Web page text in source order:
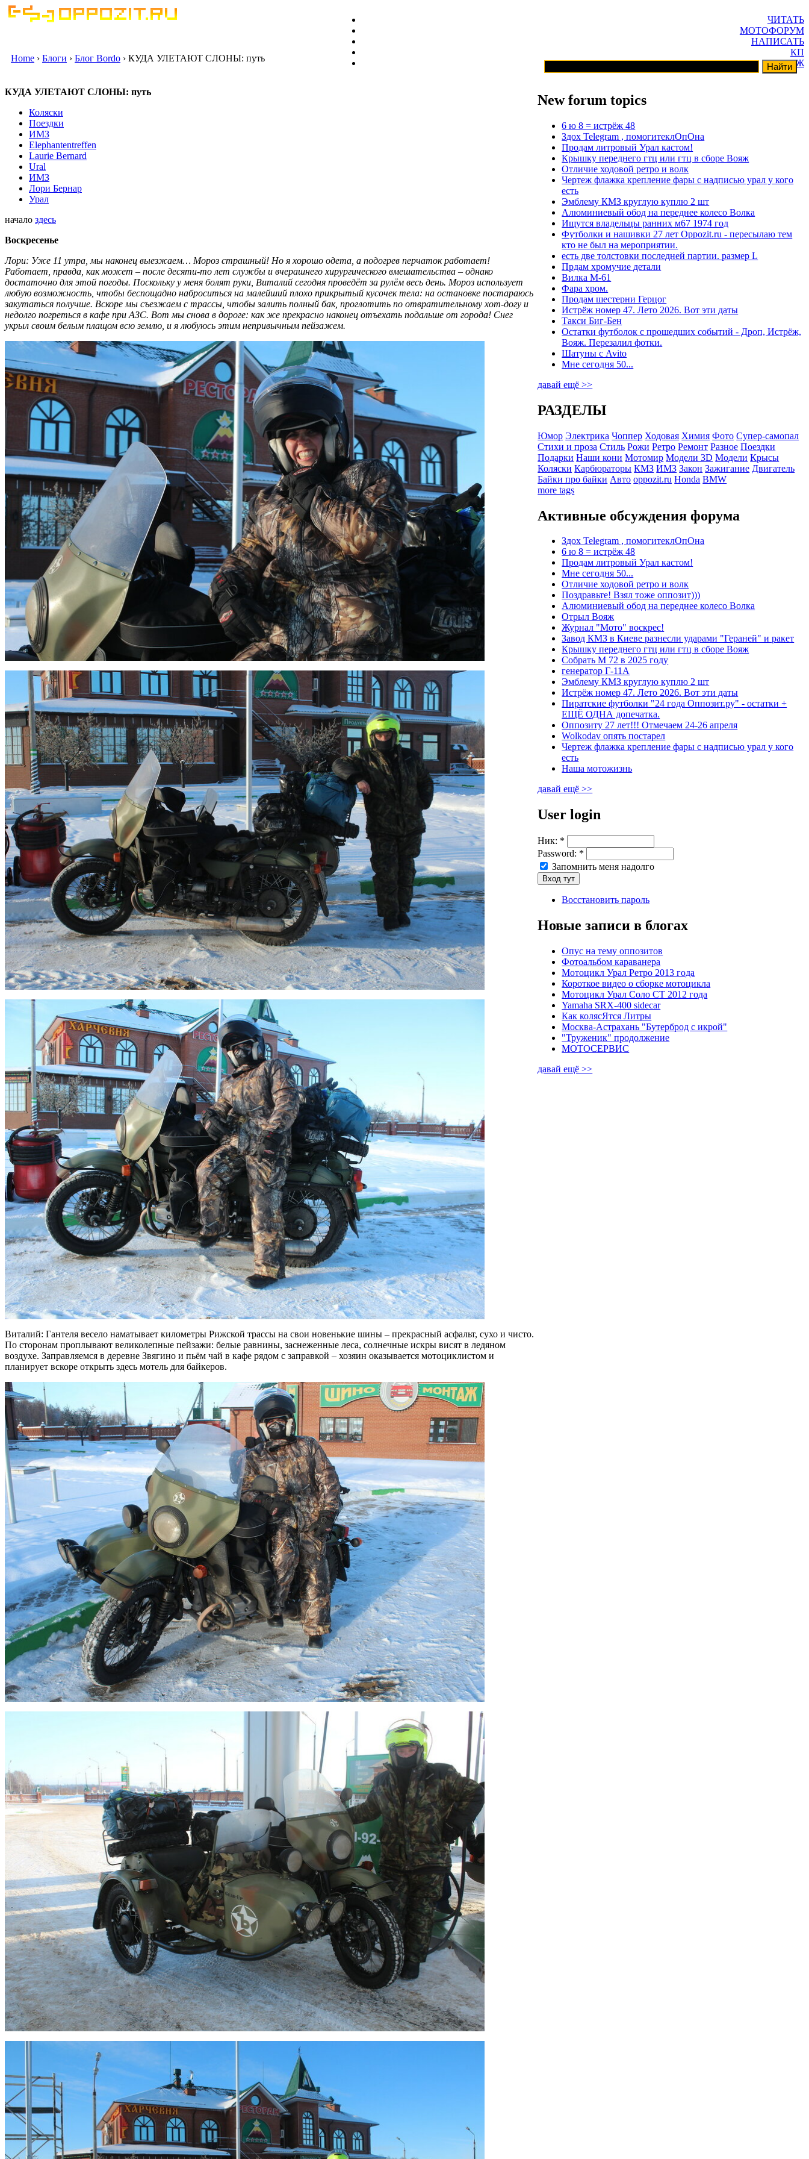
ЧИТАТЬ
МОТОФОРУМ
НАПИСАТЬ
КП
ГАРАЖ
Home › Блоги › Блог Bordo › КУДА УЛЕТАЮТ СЛОНЫ: путь
КУДА УЛЕТАЮТ СЛОНЫ: путь
Коляски
Поездки
ИМЗ
Elephantentreffen
Laurie Bernard
Ural
ИМЗ
Лори Бернар
Урал
начало здесь
Воскресенье
Лори: Уже 11 утра, мы наконец выезжаем… Мороз страшный! Но я хорошо одета, а подогрев перчаток работает!
Работает, правда, как может – после десяти-то лет службы и вчерашнего хирургического вмешательства – однако
достаточно для этой погоды. Поскольку у меня болят руки, Виталий сегодня проведёт за рулём весь день. Мороз использует
любую возможность, чтобы беспощадно наброситься на малейший плохо прикрытый кусочек тела: на остановке постараюсь
закутаться получше. Вскоре мы съезжаем с трассы, чтобы залить полный бак, проглотить по отвратительному хот-догу и
недолго погреться в кафе при АЗС. Вот мы снова в дороге: как же прекрасно наконец отъехать подальше от города! Снег
укрыл своим белым плащом всю землю, и я любуюсь этим непривычным пейзажем.
Виталий: Гантеля весело наматывает километры Рижской трассы на свои новенькие шины – прекрасный асфальт, сухо и чисто.
По сторонам проплывают великолепные пейзажи: белые равнины, заснеженные леса, солнечные искры висят в ледяном
воздухе. Заправляемся в деревне Звягино и пьём чай в кафе рядом с заправкой – хозяин оказывается мотоциклистом и
планирует вскоре открыть здесь мотель для байкеров.
New forum topics
6 ю 8 = истрёж 48
Здох Telegram , помогитеклОпОна
Продам литровый Урал кастом!
Крышку переднего гтц или гтц в сборе Вояж
Отличие ходовой ретро и волк
Чертеж флажка крепление фары с надписью урал у кого
есть
Эмблему КМЗ круглую куплю 2 шт
Алюминиевый обод на переднее колесо Волка
Ищутся владельцы ранних м67 1974 год
Футболки и нашивки 27 лет Oppozit.ru - пересылаю тем
кто не был на мероприятии.
есть две толстовки последней партии. размер L
Прдам хромучие детали
Вилка М-61
Фара хром.
Продам шестерни Герцог
Истрёж номер 47. Лето 2026. Вот эти даты
Такси Биг-Бен
Остатки футболок с прошедших событий - Дроп, Истрёж,
Вояж. Перезалил фотки.
Шатуны с Avito
Мне сегодня 50...
давай ещё >>
РАЗДЕЛЫ
Юмор Электрика Чоппер Ходовая Химия Фото Супер-самопал
Стихи и проза Стиль Рожи Ретро Ремонт Разное Поездки
Подарки Наши кони Мотомир Модели 3D Модели Крысы
Коляски Карбюраторы КМЗ ИМЗ Закон Зажигание Двигатель
Байки про байки Авто oppozit.ru Honda BMW
more tags
Активные обсуждения форума
Здох Telegram , помогитеклОпОна
6 ю 8 = истрёж 48
Продам литровый Урал кастом!
Мне сегодня 50...
Отличие ходовой ретро и волк
Поздравьте! Взял тоже оппозит)))
Алюминиевый обод на переднее колесо Волка
Отрыл Вояж
Журнал "Мото" воскрес!
Завод КМЗ в Киеве разнесли ударами "Гераней" и ракет
Крышку переднего гтц или гтц в сборе Вояж
Собрать М 72 в 2025 году
генератор Г-11А
Эмблему КМЗ круглую куплю 2 шт
Истрёж номер 47. Лето 2026. Вот эти даты
Пиратские футболки "24 года Оппозит.ру" - остатки +
ЕЩЁ ОДНА допечатка.
Оппозиту 27 лет!!! Отмечаем 24-26 апреля
Wolkodav опять постарел
Чертеж флажка крепление фары с надписью урал у кого
есть
Наша мотожизнь
давай ещё >>
User login
Ник: *
Password: *
Запомнить меня надолго
Восстановить пароль
Новые записи в блогах
Опус на тему оппозитов
Фотоальбом караванера
Мотоцикл Урал Ретро 2013 года
Короткое видео о сборке мотоцикла
Мотоцикл Урал Соло СТ 2012 года
Yamaha SRX-400 sidecar
Как колясЯтся Литры
Москва-Астрахань "Бутерброд с икрой"
"Труженик" продолжение
МОТОСЕРВИС
давай ещё >>